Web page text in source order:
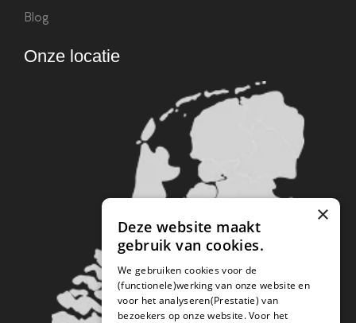
Blog
Onze locatie
×
Deze website maakt
gebruik van cookies.
We gebruiken cookies voor de
(functionele)werking van onze website en
voor het analyseren(Prestatie) van
bezoekers op onze website. Voor het